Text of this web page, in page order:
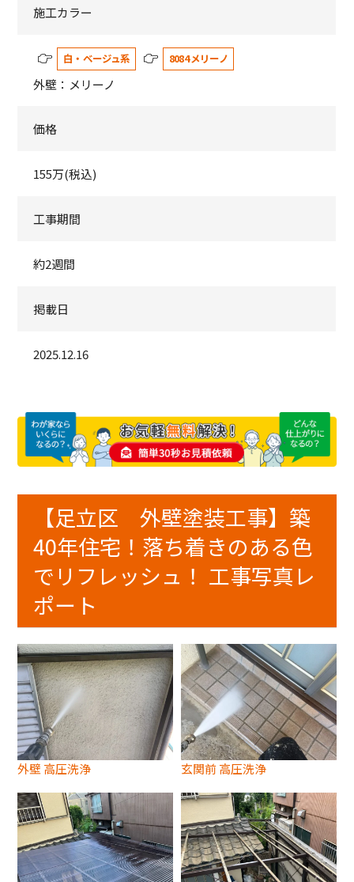
施工カラー
白・ベージュ系 8084 メリーノ
外壁：メリーノ
価格
155万(税込)
工事期間
約2週間
掲載日
2025.12.16
【足立区 外壁塗装工事】築
40年住宅！落ち着きのある色
でリフレッシュ！ 工事写真レ
ポート
外壁 高圧洗浄 玄関前 高圧洗浄